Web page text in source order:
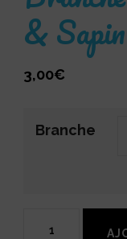
& Sapin
3,00€
Branche